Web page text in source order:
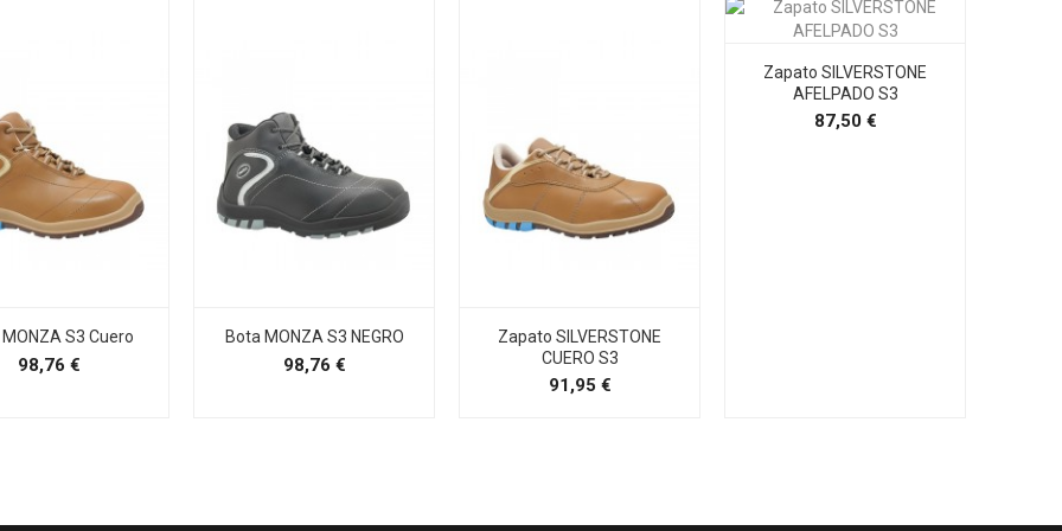
S3 Cuero
98,76 €Precio
Bota MONZA S3 NEGRO
98,76 €Precio
Zapato SILVERSTONE
CUERO S3
91,95 €Precio
Zapato SILVERSTONE
AFELPADO S3
87,50 €Precio